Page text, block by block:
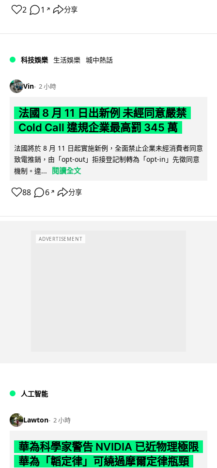
2 1 ↗ 分享
科技娛樂 生活娛樂 城中熱話
Vin 2 小時
法國 8 月 11 日出新例 未經同意嚴禁
Cold Call 違規企業最高罰 345 萬
法國將於 8 月 11 日起實施新例，全面禁止企業未經消費者同意
致電推銷，由「opt-out」拒接登記制轉為「opt-in」先徵同意
機制。違...
閱讀全文
88 6 ↗ 分享
ADVERTISEMENT
人工智能
Lawton 2 小時
華為科學家警告 NVIDIA 已近物理極限
華為「韜定律」可繞過摩爾定律瓶頸